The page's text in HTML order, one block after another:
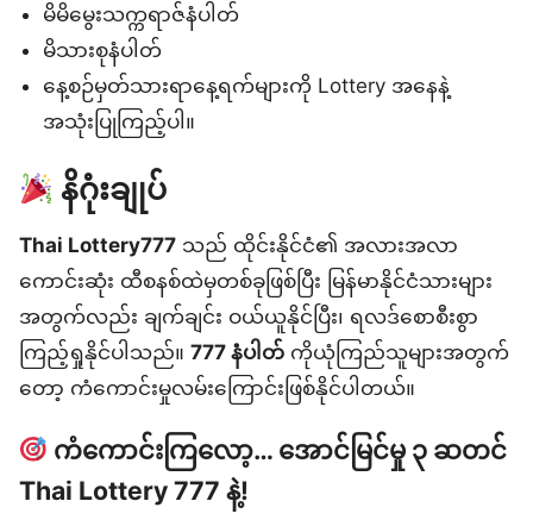
မိမိမွေးသက္ကရာဇ်နံပါတ်
မိသားစုနံပါတ်
နေ့စဉ်မှတ်သားရာနေ့ရက်များကို Lottery အနေနဲ့
အသုံးပြုကြည့်ပါ။
နိဂုံးချုပ်
Thai Lottery777 သည် ထိုင်းနိုင်ငံ၏ အလားအလာ
ကောင်းဆုံး ထီစနစ်ထဲမှတစ်ခုဖြစ်ပြီး မြန်မာနိုင်ငံသားများ
အတွက်လည်း ချက်ချင်း ဝယ်ယူနိုင်ပြီး၊ ရလဒ်စောစီးစွာ
ကြည့်ရှုနိုင်ပါသည်။ 777 နံပါတ် ကိုယုံကြည်သူများအတွက်
တော့ ကံကောင်းမှုလမ်းကြောင်းဖြစ်နိုင်ပါတယ်။
ကံကောင်းကြလော့… အောင်မြင်မှု ၃ ဆတင်
Thai Lottery 777 နဲ့!